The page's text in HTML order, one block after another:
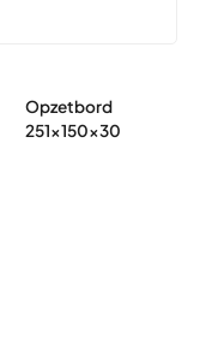
Opzetbord
251x150x30